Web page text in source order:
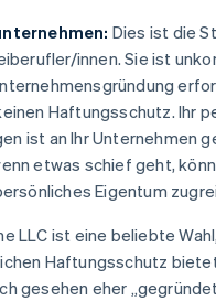
Dies ist die
innen. Sie ist
Haftungsschutz. Ihr
ist an Ihr Unternehmen
etwas schief geht,
Eigentum
LLC ist eine beliebte
Haftungsschutz
gesehen eher